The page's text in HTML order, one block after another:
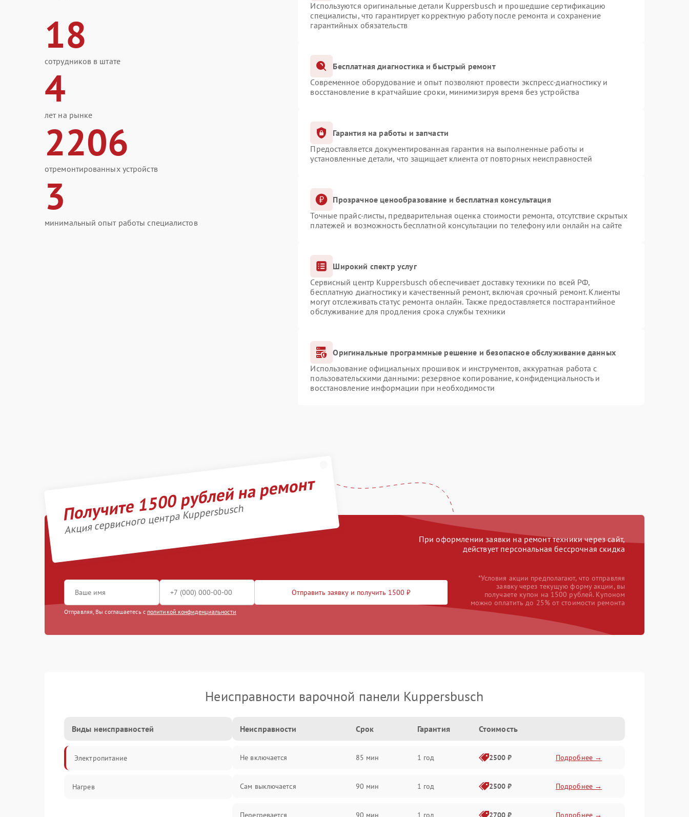
18
сотрудников в штате
4
лет на рынке
2206
отремонтированных устройств
3
минимальный опыт работы специалистов
Используются оригинальные детали Kuppersbusch и прошедшие сертификацию
специалисты, что гарантирует корректную работу после ремонта и сохранение
гарантийных обязательств
Бесплатная диагностика и быстрый ремонт
Современное оборудование и опыт позволяют провести экспресс-диагностику и
восстановление в кратчайшие сроки, минимизируя время без устройства
Гарантия на работы и запчасти
Предоставляется документированная гарантия на выполненные работы и
установленные детали, что защищает клиента от повторных неисправностей
Прозрачное ценообразование и бесплатная консультация
Точные прайс-листы, предварительная оценка стоимости ремонта, отсутствие скрытых
платежей и возможность бесплатной консультации по телефону или онлайн на сайте
Широкий спектр услуг
Сервисный центр Kuppersbusch обеспечивает доставку техники по всей РФ,
бесплатную диагностику и качественный ремонт, включая срочный ремонт. Клиенты
могут отслеживать статус ремонта онлайн. Также предоставляется постгарантийное
обслуживание для продления срока службы техники
Оригинальные программные решение и безопасное обслуживание данных
Использование официальных прошивок и инструментов, аккуратная работа с
пользовательскими данными: резервное копирование, конфиденциальность и
восстановление информации при необходимости
Получите 1500 рублей на ремонт
Акция сервисного центра Kuppersbusch
При оформлении заявки на ремонт техники через сайт,
действует персональная бессрочная скидка
Отправить заявку и получить 1500 ₽
Отправляя, Вы соглашаетесь с политикой конфиденциальности
*Условия акции предполагают, что отправляя
заявку через текущую форму акции, вы
получаете купон на 1500 рублей. Купоном
можно оплатить до 25% от стоимости ремонта
Неисправности варочной панели Kuppersbusch
Виды неисправностей
Электропитание
Нагрев
Неисправности Срок Гарантия Стоимость
Не включается 85 мин 1 год 2500 ₽ Подробнее →
Сам выключается 90 мин 1 год 2500 ₽ Подробнее →
Перегревается 90 мин 1 год 2700 ₽ Подробнее →